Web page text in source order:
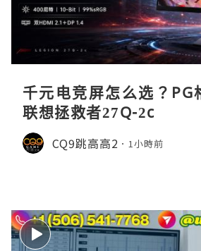
千元电竞屏怎么选？PG
联想拯救者27Q-2c
CQ9跳高高2 1小時前